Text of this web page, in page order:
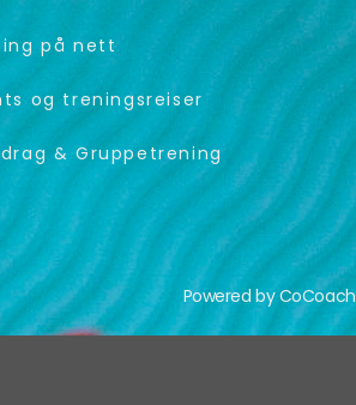
på nett
og treningsreiser
& Gruppetrening
Powered by CoCoach